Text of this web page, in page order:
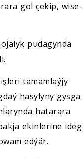
gol çekip, wise-
pudagynda
tamamlaýjy
hasylyny gysga
hatarara
ekinlerine ideg
edýär.